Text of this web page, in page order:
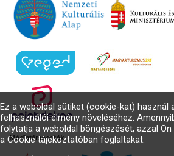
Médiatámogatók
Ez a weboldal sütiket (cookie-kat) használ
felhasználói élmény növeléséhez.
folytatja a weboldal böngészését, azzal
a Cookie tájékoztatóban foglaltakat.